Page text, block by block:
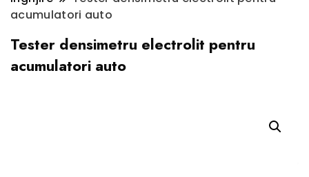
acumulatori auto
Tester densimetru electrolit pentru
acumulatori auto